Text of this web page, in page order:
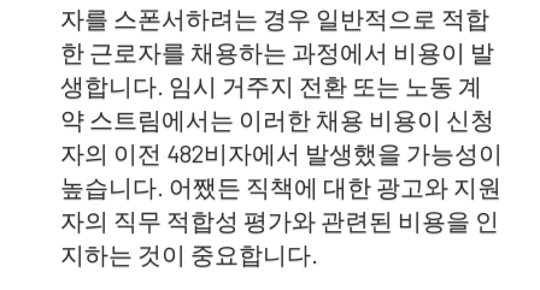
자를 스폰서하려는 경우 일반적으로 적합
한 근로자를 채용하는 과정에서 비용이 발
생합니다. 임시 거주지 전환 또는 노동 계
약 스트림에서는 이러한 채용 비용이 신청
자의 이전 482비자에서 발생했을 가능성이
높습니다. 어쨌든 직책에 대한 광고와 지원
자의 직무 적합성 평가와 관련된 비용을 인
지하는 것이 중요합니다.